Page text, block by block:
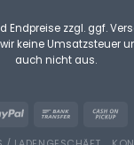
Endpreise zzgl. ggf.
wir keine Umsatzsteuer
auch nicht aus.